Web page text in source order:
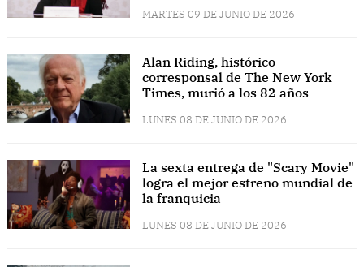
MARTES 09 DE JUNIO DE 2026
Alan Riding, histórico
corresponsal de The New York
Times, murió a los 82 años
LUNES 08 DE JUNIO DE 2026
La sexta entrega de "Scary Movie"
logra el mejor estreno mundial de
la franquicia
LUNES 08 DE JUNIO DE 2026